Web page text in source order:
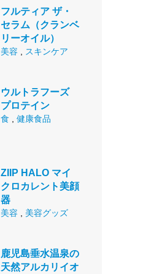
フルティア ザ・
セラム（クランベ
リーオイル）
美容 スキンケア
ウルトラフーズ
プロテイン
食 健康食品
ZIIP HALO マイ
クロカレント美顔
器
美容 美容グッズ
鹿児島垂水温泉の
天然アルカリイオ